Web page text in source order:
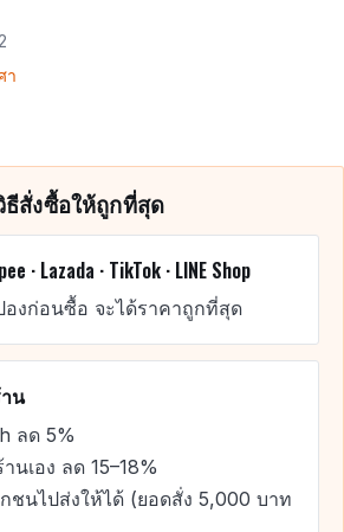
า
ธีสั่งซื้อให้ถูกที่สุด
· Lazada · TikTok · LINE Shop
องก่อนซื้อ จะได้ราคาถูกที่สุด
น
ลด 5%
นเอง ลด 15–18%
ชนไปส่งให้ได้ (ยอดสั่ง 5,000 บาท